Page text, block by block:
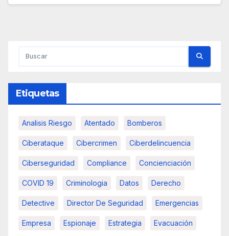
Etiquetas
Analisis Riesgo Atentado Bomberos
Ciberataque Cibercrimen Ciberdelincuencia
Ciberseguridad Compliance Concienciación
COVID 19 Criminologia Datos Derecho
Detective Director De Seguridad Emergencias
Empresa Espionaje Estrategia Evacuación